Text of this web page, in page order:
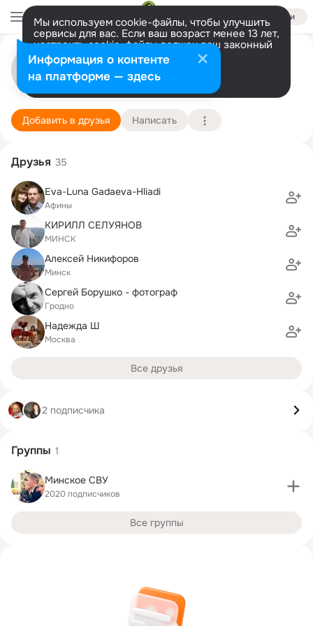
Войти
Мы используем cookie-файлы, чтобы улучшить
сервисы для вас. Если ваш возраст менее 13 лет,
настроить cookie-файлы должен ваш законный
представитель. Больше информации
Разрешить все Настроить
Олег Губин
Москва 23 июля (50 лет)
Подробнее
Добавить в друзья Написать
Друзья 35
Eva-Luna Gadaeva-Hliadi
Афины
КИРИЛЛ СЕЛУЯНОВ
МИНСК
Алексей Никифоров
Минск
Сергей Борушко - фотограф
Гродно
Надежда Ш
Москва
Все друзья
2 подписчика
Группы 1
Минское СВУ
2020 подписчиков
Все группы
Информация о контенте
на платформе — здесь